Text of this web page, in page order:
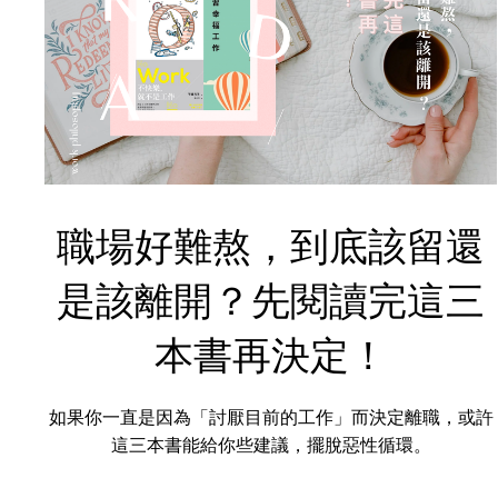
職場好難熬，到底該留還
是該離開？先閱讀完這三
本書再決定！
如果你一直是因為「討厭目前的工作」而決定離職，或許
這三本書能給你些建議，擺脫惡性循環。